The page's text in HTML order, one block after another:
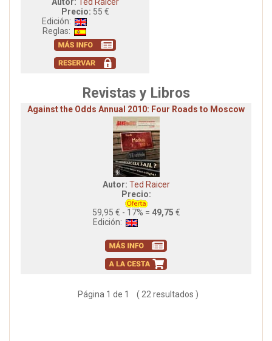
Autor: Ted Raicer
Precio: 55 €
Edición:
Reglas:
Revistas y Libros
Against the Odds Annual 2010: Four Roads to Moscow
Autor: Ted Raicer
Precio:
59,95 € - 17% = 49,75 €
Edición:
Página 1 de 1 ( 22 resultados )